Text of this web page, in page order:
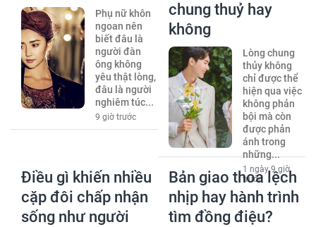
Phụ nữ khôn
ngoan nên
biết đâu là
người đàn
ông không
yêu thật lòng,
đâu là người
nghiêm túc...
9 giờ trước
chung thuỷ hay
không
Lòng chung
thủy không
chỉ được thể
hiện qua việc
không phản
bội mà còn
được phản
ánh trong
những...
1 ngày 9 giờ
trước
Điều gì khiến nhiều
cặp đôi chấp nhận
sống như người
Bản giao thoa lệch
nhịp hay hành trình
tìm đồng điệu?